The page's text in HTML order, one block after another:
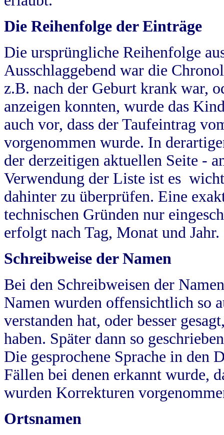
Die Reihenfolge der Einträge
Die ursprüngliche Reihenfolge
Ausschlaggebend war die
z.B. nach der Geburt krank war,
anzeigen konnten, wurde das
auch vor, dass der Taufeintrag
vorgenommen wurde. In
der derzeitigen aktuellen Seite -
Verwendung der Liste ist es
dahinter zu überprüfen. Eine
technischen Gründen nur
erfolgt nach Tag, Monat und Jahr.
Schreibweise der Namen
Bei den Schreibweisen der
Namen wurden offensichtlich so
verstanden hat, oder besser
haben. Später dann so
Die gesprochene Sprache in
Fällen bei denen erkannt wurde,
wurden Korrekturen
Ortsnamen